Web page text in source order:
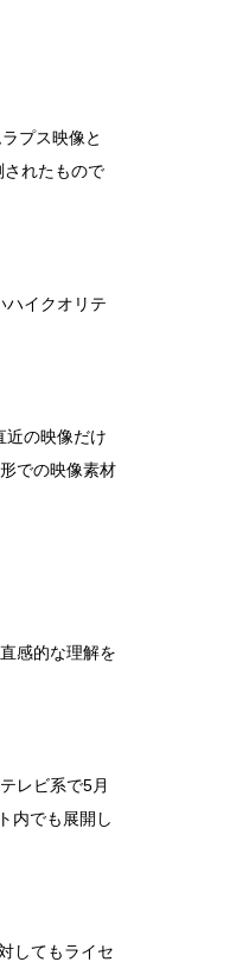
プス映像と
れたもので
ハイクオリテ
近の映像だけ
での映像素材
感的な理解を
レビ系で5月
内でも展開し
してもライセ